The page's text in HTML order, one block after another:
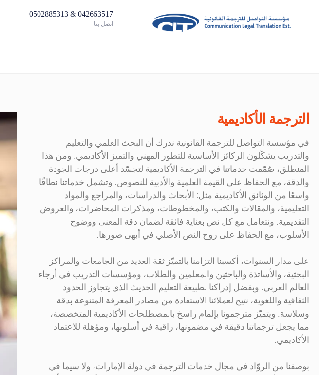
042663517 & 0502885313
اتصل بنا
الترجمة الأكاديمية
في مؤسسة التواصل للترجمة القانونية ندرك أن البحث العلمي والتعليم
والتدريب يشكّلون الركائز الأساسية للتطور المهني والتميز الأكاديمي. ومن هذا
المنطلق، صُمّمت خدماتنا في الترجمة الأكاديمية لتجسّد أعلى درجات الجودة
والدقة، مع الحفاظ على القيمة العلمية والأدبية للنصوص. وتشمل خدماتنا نطاقًا
واسعًا من الوثائق الأكاديمية مثل: الأبحاث والدراسات، والمراجع والمواد
التعليمية، والمقالات والكتب، والمخطوطات، ومذكرات المحاضرات، والعروض
التقديمية. ونتعامل مع كل نص بعناية فائقة لضمان دقة المعنى ووضوح
الأسلوب، مع الحفاظ على روح النص الأصلي في أبهى صورها.
على مدار السنوات، أكسبنا التزامنا بالتميّز ثقة العديد من الجامعات والمراكز
البحثية، والأساتذة والباحثين والمعلمين والطلاب، ومؤسسات التدريب في أرجاء
العالم العربي. وبفضل إدراكنا لطبيعة التعليم الحديث الذي يتجاوز الحدود
الثقافية واللغوية، نتيح لعملائنا الاستفادة من مصادر المعرفة المتنوعة بدقة
وسلاسة. ويتميّز مترجمونا بإلمام راسخ بالمصطلحات الأكاديمية المتخصصة،
مما يجعل ترجماتنا دقيقة في مضمونها، راقية في أسلوبها، ومؤهلة للاعتماد
الأكاديمي.
بوصفنا من الروّاد في مجال خدمات الترجمة في دولة الإمارات، ولا سيما في